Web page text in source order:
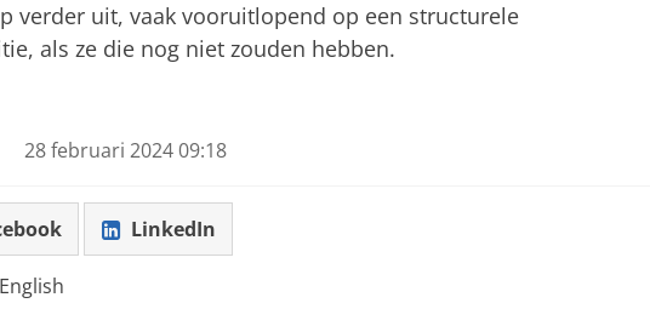
verder uit, vaak vooruitlopend op een structurele
als ze die nog niet zouden hebben.
28 februari 2024 09:18
LinkedIn
English